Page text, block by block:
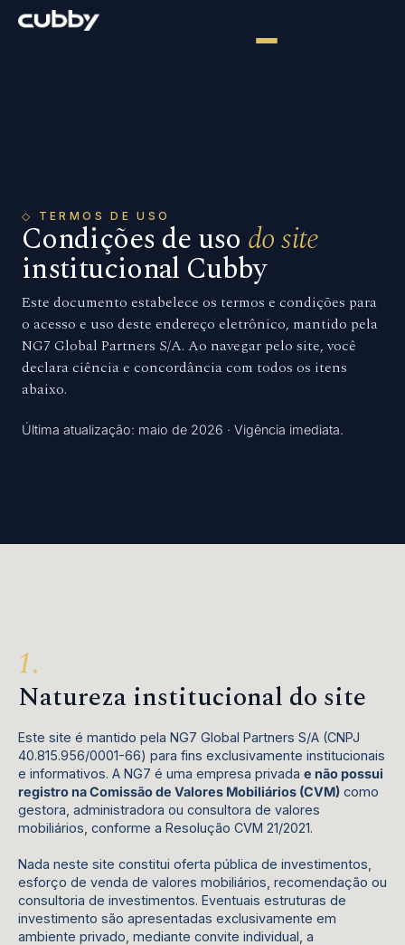
◇ TERMOS DE USO
Condições de uso do site
institucional Cubby
Este documento estabelece os termos e condições para
o acesso e uso deste endereço eletrônico, mantido pela
NG7 Global Partners S/A. Ao navegar pelo site, você
declara ciência e concordância com todos os itens
abaixo.
Última atualização: maio de 2026 · Vigência imediata.
Natureza institucional do site
Este site é mantido pela NG7 Global Partners S/A (CNPJ
40.815.956/0001-66) para fins exclusivamente institucionais
e informativos. A NG7 é uma empresa privada e não possui
registro na Comissão de Valores Mobiliários (CVM) como
gestora, administradora ou consultora de valores
mobiliários, conforme a Resolução CVM 21/2021.
Nada neste site constitui oferta pública de investimentos,
esforço de venda de valores mobiliários, recomendação ou
consultoria de investimentos. Eventuais estruturas de
investimento são apresentadas exclusivamente em
ambiente privado, mediante convite individual, a